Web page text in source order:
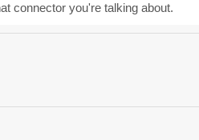
connector you're talking about.